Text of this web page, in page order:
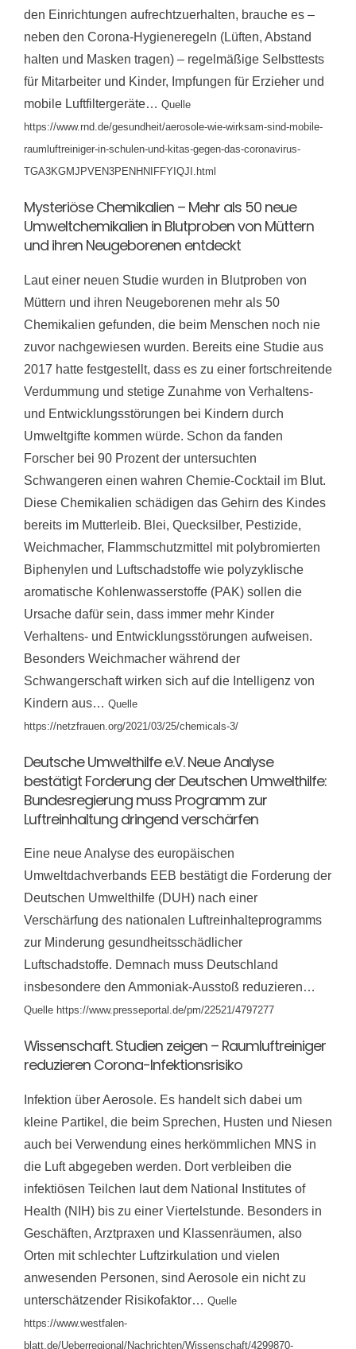
den Einrichtungen aufrechtzuerhalten, brauche es –
neben den Corona-Hygieneregeln (Lüften, Abstand
halten und Masken tragen) – regelmäßige Selbsttests
für Mitarbeiter und Kinder, Impfungen für Erzieher und
mobile Luftfiltergeräte… Quelle
https://www.rnd.de/gesundheit/aerosole-wie-wirksam-sind-mobile-
raumluftreiniger-in-schulen-und-kitas-gegen-das-coronavirus-
TGA3KGMJPVEN3PENHNIFFYIQJI.html
Mysteriöse Chemikalien – Mehr als 50 neue
Umweltchemikalien in Blutproben von Müttern
und ihren Neugeborenen entdeckt
Laut einer neuen Studie wurden in Blutproben von
Müttern und ihren Neugeborenen mehr als 50
Chemikalien gefunden, die beim Menschen noch nie
zuvor nachgewiesen wurden. Bereits eine Studie aus
2017 hatte festgestellt, dass es zu einer fortschreitende
Verdummung und stetige Zunahme von Verhaltens-
und Entwicklungsstörungen bei Kindern durch
Umweltgifte kommen würde. Schon da fanden
Forscher bei 90 Prozent der untersuchten
Schwangeren einen wahren Chemie-Cocktail im Blut.
Diese Chemikalien schädigen das Gehirn des Kindes
bereits im Mutterleib. Blei, Quecksilber, Pestizide,
Weichmacher, Flammschutzmittel mit polybromierten
Biphenylen und Luftschadstoffe wie polyzyklische
aromatische Kohlenwasserstoffe (PAK) sollen die
Ursache dafür sein, dass immer mehr Kinder
Verhaltens- und Entwicklungsstörungen aufweisen.
Besonders Weichmacher während der
Schwangerschaft wirken sich auf die Intelligenz von
Kindern aus… Quelle
https://netzfrauen.org/2021/03/25/chemicals-3/
Deutsche Umwelthilfe e.V. Neue Analyse
bestätigt Forderung der Deutschen Umwelthilfe:
Bundesregierung muss Programm zur
Luftreinhaltung dringend verschärfen
Eine neue Analyse des europäischen
Umweltdachverbands EEB bestätigt die Forderung der
Deutschen Umwelthilfe (DUH) nach einer
Verschärfung des nationalen Luftreinhalteprogramms
zur Minderung gesundheitsschädlicher
Luftschadstoffe. Demnach muss Deutschland
insbesondere den Ammoniak-Ausstoß reduzieren…
Quelle https://www.presseportal.de/pm/22521/4797277
Wissenschaft. Studien zeigen – Raumluftreiniger
reduzieren Corona-Infektionsrisiko
Infektion über Aerosole. Es handelt sich dabei um
kleine Partikel, die beim Sprechen, Husten und Niesen
auch bei Verwendung eines herkömmlichen MNS in
die Luft abgegeben werden. Dort verbleiben die
infektiösen Teilchen laut dem National Institutes of
Health (NIH) bis zu einer Viertelstunde. Besonders in
Geschäften, Arztpraxen und Klassenräumen, also
Orten mit schlechter Luftzirkulation und vielen
anwesenden Personen, sind Aerosole ein nicht zu
unterschätzender Risikofaktor… Quelle
https://www.westfalen-
blatt.de/Ueberregional/Nachrichten/Wissenschaft/4299870-